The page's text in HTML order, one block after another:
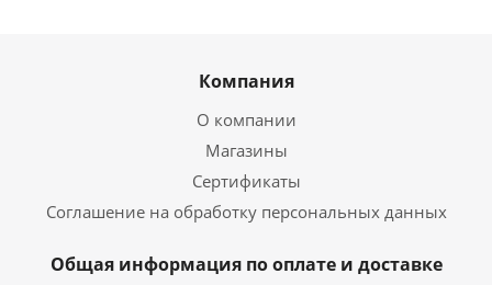
Компания
О компании
Магазины
Сертификаты
Соглашение на обработку персональных данных
Общая информация по оплате и доставке